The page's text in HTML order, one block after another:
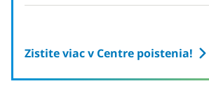
Zistite viac v Centre poistenia!